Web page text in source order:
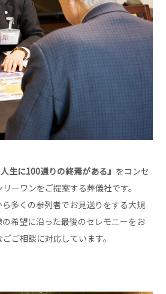
人生に100通りの終焉がある』 をコンセ
ーワンをご提案する葬儀社です。
多くの参列者でお見送りをする大規
希望に沿った最後のセレモニーをお
ご相談に対応しています。